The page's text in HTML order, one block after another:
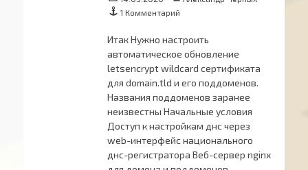
1 Комментарий
Итак Нужно настроить
автоматическое обновление
letsencrypt wildcard сертификата
для domain.tld и его поддоменов.
Названия поддоменов заранее
неизвестны Начальные условия
Доступ к настройкам днс через
web-интерфейс национального
днс-регистратора Веб-сервер nginx